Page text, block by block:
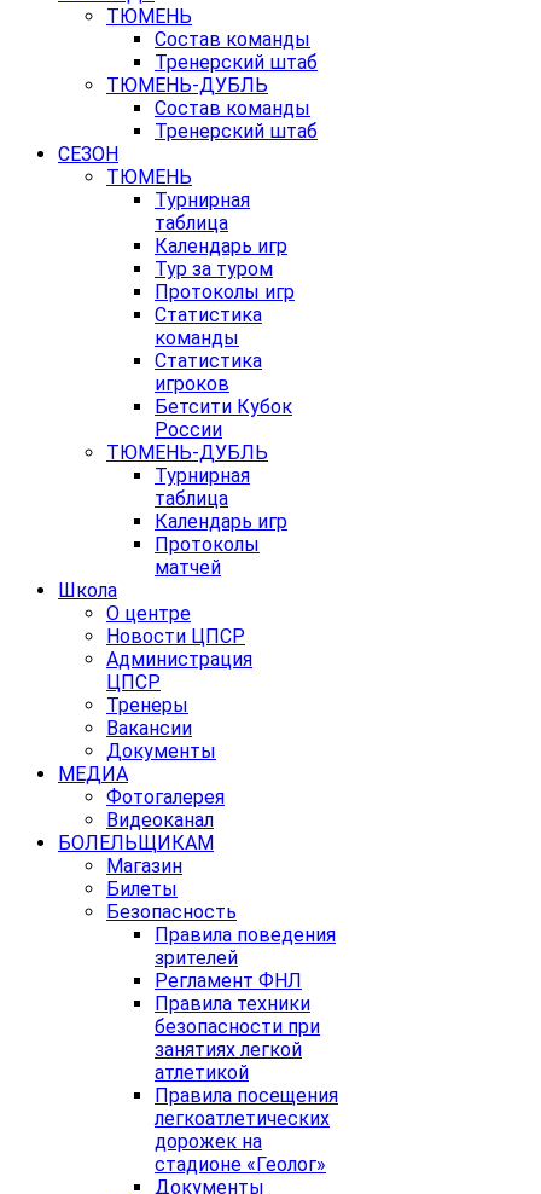
ТЮМЕНЬ
Состав команды
Тренерский штаб
ТЮМЕНЬ-ДУБЛЬ
Состав команды
Тренерский штаб
СЕЗОН
ТЮМЕНЬ
Турнирная
таблица
Календарь игр
Тур за туром
Протоколы игр
Статистика
команды
Статистика
игроков
Бетсити Кубок
России
ТЮМЕНЬ-ДУБЛЬ
Турнирная
таблица
Календарь игр
Протоколы
матчей
Школа
О центре
Новости ЦПСР
Администрация
ЦПСР
Тренеры
Вакансии
Документы
МЕДИА
Фотогалерея
Видеоканал
БОЛЕЛЬЩИКАМ
Магазин
Билеты
Безопасность
Правила поведения
зрителей
Регламент ФНЛ
Правила техники
безопасности при
занятиях легкой
атлетикой
Правила посещения
легкоатлетических
дорожек на
стадионе «Геолог»
Документы